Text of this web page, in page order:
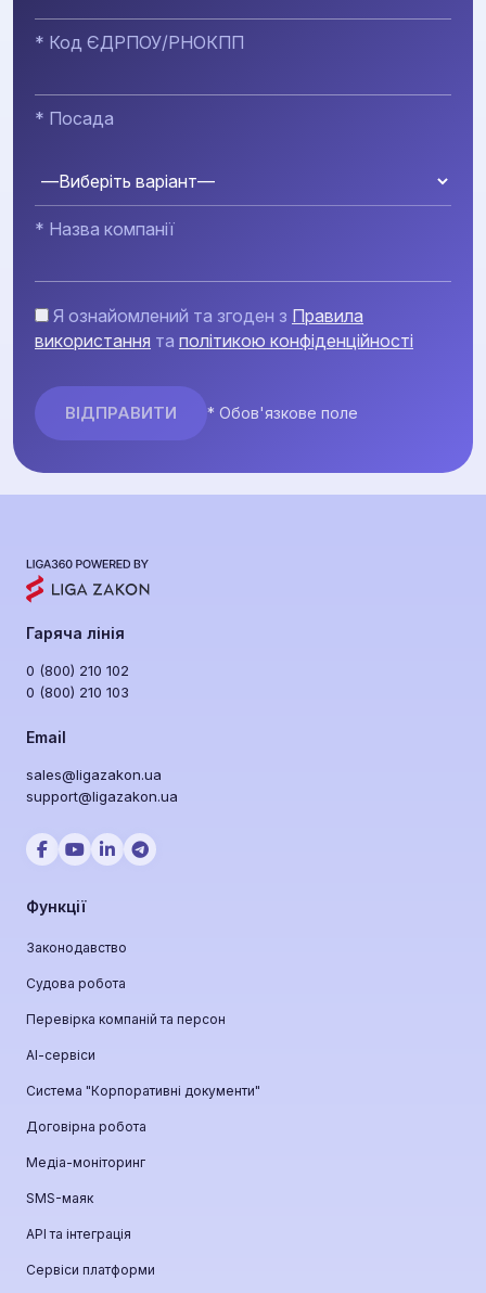
* Код ЄДРПОУ/РНОКПП
* Посада
* Назва компанії
Я ознайомлений та згоден з Правила
використання та політикою конфіденційності
* Обов'язкове поле
Гаряча лінія
0 (800) 210 102
0 (800) 210 103
Email
sales@ligazakon.ua
support@ligazakon.ua
Функції
Законодавство
Судова робота
Перевірка компаній та персон
АІ-сервіси
Система "Корпоративні документи"
Договірна робота
Медіа-моніторинг
SMS-маяк
API та інтеграція
Сервіси платформи